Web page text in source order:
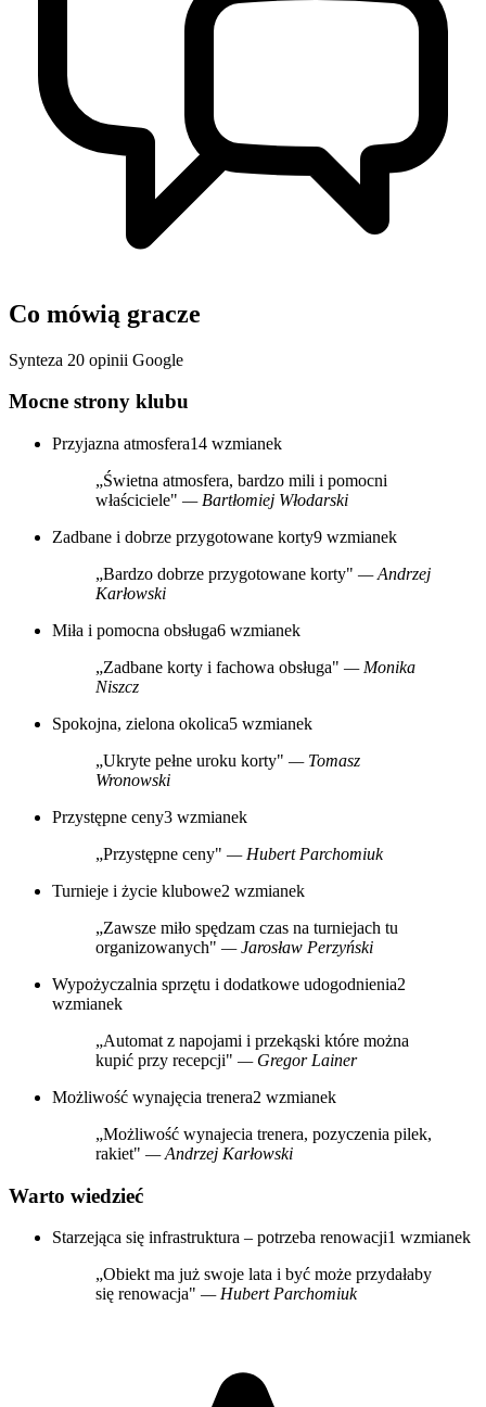
Co mówią gracze
Synteza 20 opinii Google
Mocne strony klubu
Przyjazna atmosfera14 wzmianek
„Świetna atmosfera, bardzo mili i pomocni
właściciele" — Bartłomiej Włodarski
Zadbane i dobrze przygotowane korty9 wzmianek
„Bardzo dobrze przygotowane korty" — Andrzej
Karłowski
Miła i pomocna obsługa6 wzmianek
„Zadbane korty i fachowa obsługa" — Monika
Niszcz
Spokojna, zielona okolica5 wzmianek
„Ukryte pełne uroku korty" — Tomasz
Wronowski
Przystępne ceny3 wzmianek
„Przystępne ceny" — Hubert Parchomiuk
Turnieje i życie klubowe2 wzmianek
„Zawsze miło spędzam czas na turniejach tu
organizowanych" — Jarosław Perzyński
Wypożyczalnia sprzętu i dodatkowe udogodnienia2
wzmianek
„Automat z napojami i przekąski które można
kupić przy recepcji" — Gregor Lainer
Możliwość wynajęcia trenera2 wzmianek
„Możliwość wynajecia trenera, pozyczenia pilek,
rakiet" — Andrzej Karłowski
Warto wiedzieć
Starzejąca się infrastruktura – potrzeba renowacji1 wzmianek
„Obiekt ma już swoje lata i być może przydałaby
się renowacja" — Hubert Parchomiuk